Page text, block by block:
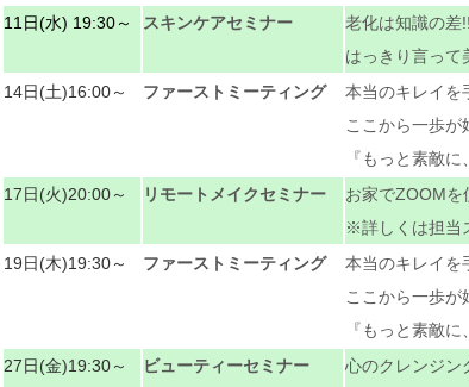
11日(水) 19:30～
スキンケアセミナー
老化は知識の差!!
はっきり言っ
14日(土)16:00～
ファーストミーティング
本当のキレイを
ここから一歩が
『もっと素敵に
17日(火)20:00～
リモートメイクセミナー
お家でZOOMを
※詳しくは担当
19日(木)19:30～
ファーストミーティング
本当のキレイを
ここから一歩が
『もっと素敵に
27日(金)19:30～
ビューティーセミナー
心のクレンジン